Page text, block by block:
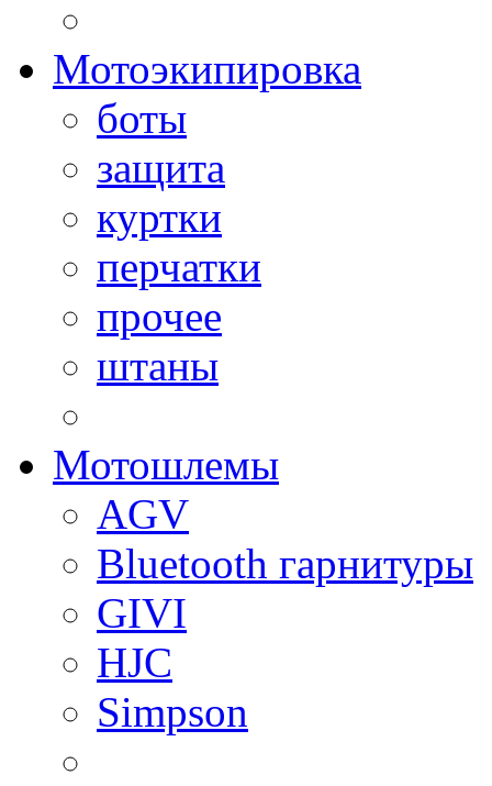
Мотоэкипировка
боты
защита
куртки
перчатки
прочее
штаны
Мотошлемы
AGV
Bluetooth гарнитуры
GIVI
HJC
Simpson